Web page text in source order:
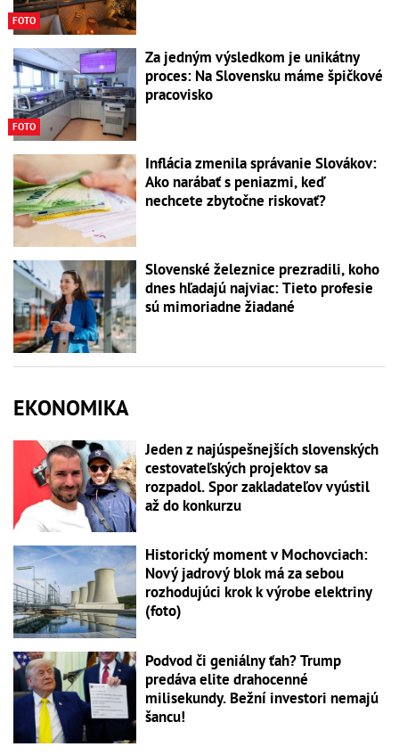
FOTO
FOTO
Za jedným výsledkom je unikátny
proces: Na Slovensku máme špičkové
pracovisko
Inflácia zmenila správanie Slovákov:
Ako narábať s peniazmi, keď
nechcete zbytočne riskovať?
Slovenské železnice prezradili, koho
dnes hľadajú najviac: Tieto profesie
sú mimoriadne žiadané
EKONOMIKA
Jeden z najúspešnejších slovenských
cestovateľských projektov sa
rozpadol. Spor zakladateľov vyústil
až do konkurzu
Historický moment v Mochovciach:
Nový jadrový blok má za sebou
rozhodujúci krok k výrobe elektriny
(foto)
Podvod či geniálny ťah? Trump
predáva elite drahocenné
milisekundy. Bežní investori nemajú
šancu!